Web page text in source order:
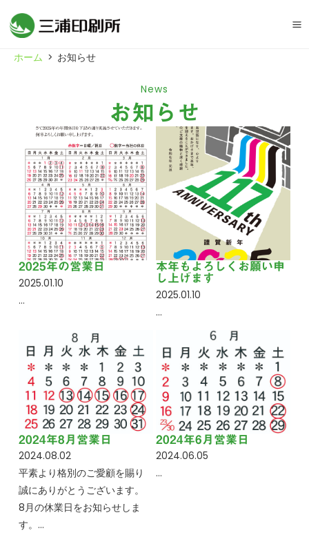
ホーム > お知らせ
News
お知らせ
2025年の営業日
2025.01.10
…
本年もよろしくお願い申
し上げます
2025.01.10
…
2024年8月営業日
2024.08.02
平素より格別のご愛顧を賜り
誠にありがとうございます。
8月の休業日をお知らせしま
す。…
2024年6月営業日
2024.06.05
…